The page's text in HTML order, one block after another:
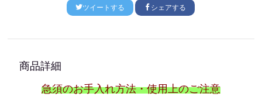
ツイートする シェアする
商品詳細
急須のお手入れ方法・使用上のご注意